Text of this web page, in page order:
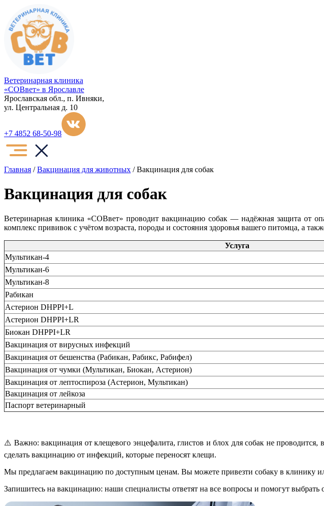
Ветеринарная клиника
«СОВвет» в Ярославле
Ярославская обл., п. Ивняки,
ул. Центральная д. 10
+7 4852 68-50-98
Главная /Вакцинация для животных /Вакцинация для собак
Вакцинация для собак
Ветеринарная клиника «СОВвет» проводит вакцинацию собак — надёжная защита от
комплекс прививок с учётом возраста, породы и состояния здоровья вашего питомца, а
Услуга
Мультикан-4
Мультикан-6
Мультикан-8
Рабикан
Астерион DHPPI+L
Астерион DHPPI+LR
Биокан DHPPI+LR
Вакцинация от вирусных инфекций
Вакцинация от бешенства (Рабикан, Рабикс, Рабифел)
Вакцинация от чумки (Мультикан, Биокан, Астерион)
Вакцинация от лептоспироза (Астерион, Мультикан)
Вакцинация от лейкоза
Паспорт ветеринарный
⚠️ Важно: вакцинация от клещевого энцефалита, глистов и блох для собак не
сделать вакцинацию от инфекций, которые переносят клещи.
Мы предлагаем вакцинацию по доступным ценам. Вы можете привезти собаку в клинику
Запишитесь на вакцинацию: наши специалисты ответят на все вопросы и помогут выбрать